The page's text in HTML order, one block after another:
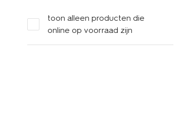
toon alleen producten die
online op voorraad zijn